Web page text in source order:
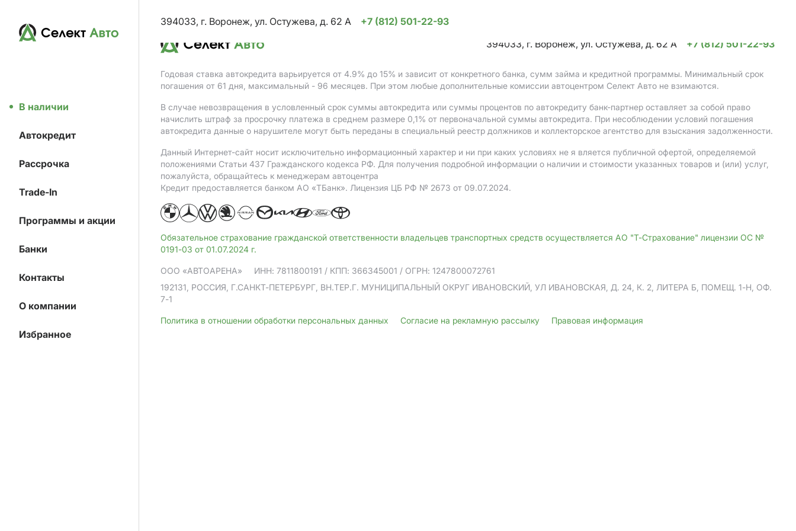
В наличии
Автокредит
Рассрочка
Trade-In
Программы и акции
Банки
Контакты
О компании
Избранное
394033, г. Воронеж, ул. Остужева, д. 62 А
+7 (812) 501-22-93
394033, г. Воронеж, ул. Остужева, д. 62 А
+7 (812) 501-22-93
Годовая ставка автокредита варьируется от 4.9% до 15% и зависит от конкретного банка, сумм займа и кредитной программы. Минимальный срок
погашения от 61 дня, максимальный - 96 месяцев. При этом любые дополнительные комиссии автоцентром Селект Авто не взимаются.
В случае невозвращения в условленный срок суммы автокредита или суммы процентов по автокредиту банк-партнер оставляет за собой право
начислить штраф за просрочку платежа в среднем размере 0,1% от первоначальной суммы автокредита. При несоблюдении условий погашения
автокредита данные о нарушителе могут быть переданы в специальный реестр должников и коллекторское агентство для взыскания задолженности.
Данный Интернет-сайт носит исключительно информационный характер и ни при каких условиях не я вляется публичной офертой, определяемой
положениями Статьи 437 Гражданского кодекса РФ. Для получения подробной информации о наличии и стоимости указанных товаров и (или) услуг,
пожалуйста, обращайтесь к менеджерам автоцентра
Кредит предоставляется банком АO «ТБанк». Лицензия ЦБ РФ № 2673 от 09.07.2024.
Обязательное страхование гражданской ответственности владельцев транспортных средств осуществляется АО "Т-Страхование" лицензии ОС №
0191-03 от 01.07.2024 г.
ООО «АВТОАРЕНА» ИНН: 7811800191 / КПП: 366345001 / ОГРН: 1247800072761
192131, РОССИЯ, Г.САНКТ-ПЕТЕРБУРГ, ВН.ТЕР.Г. МУНИЦИПАЛЬНЫЙ ОКРУГ ИВАНОВСКИЙ, УЛ ИВАНОВСКАЯ, Д. 24, К. 2, ЛИТЕРА Б, ПОМЕЩ. 1-Н, ОФ.
7-1
Политика в отношении обработки персональных данных Согласие на рекламную рассылку Правовая информация